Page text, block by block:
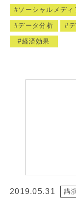
ソーシャルメディ
データ分析
経済効果
2019.05.31 講